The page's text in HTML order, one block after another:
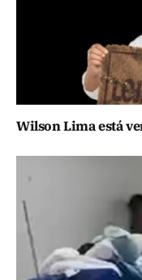
Wilson Lima está